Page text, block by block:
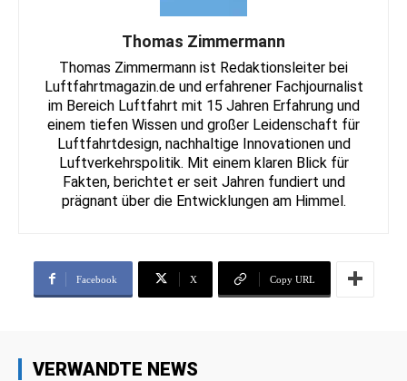
Thomas Zimmermann
Thomas Zimmermann ist Redaktionsleiter bei
Luftfahrtmagazin.de und erfahrener Fachjournalist
im Bereich Luftfahrt mit 15 Jahren Erfahrung und
einem tiefen Wissen und großer Leidenschaft für
Luftfahrtdesign, nachhaltige Innovationen und
Luftverkehrspolitik. Mit einem klaren Blick für
Fakten, berichtet er seit Jahren fundiert und
prägnant über die Entwicklungen am Himmel.
Facebook X Copy URL
VERWANDTE NEWS